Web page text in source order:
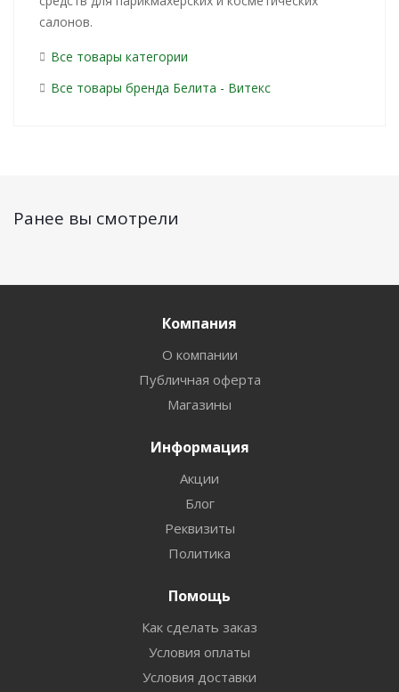
салонов.
Все товары категории
Все товары бренда Белита - Витекс
Ранее вы смотрели
Компания
О компании
Публичная оферта
Магазины
Информация
Акции
Блог
Реквизиты
Политика
Помощь
Как сделать заказ
Условия оплаты
Условия доставки